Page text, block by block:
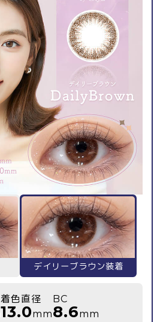
デイリーブラウン装着
着色直径
13.0mm
BC
8.6mm